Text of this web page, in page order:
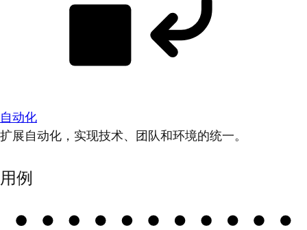
自动化
扩展自动化，实现技术、团队和环境的统一。
用例